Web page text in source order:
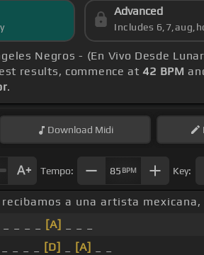
Advanced
Includes
Negros - (En Vivo Desde
results, commence at42 BPM
.
Download Midi
Tempo: 85 BPM Key:
recibamos a una artista
[A]
[D] [A]